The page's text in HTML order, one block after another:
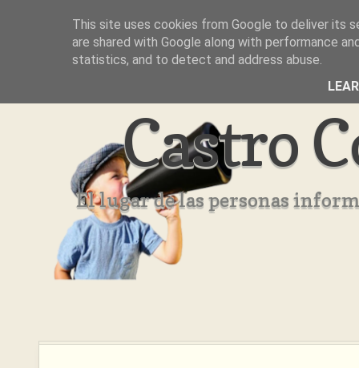
Inicio Aviso Legal Quienes Somos ??
Castro
El lugar de las personas
This site uses cookies from Google to deliver its
are shared with Google along with performance
statistics, and to detect and address abuse.